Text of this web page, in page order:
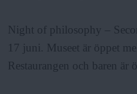
Night of philosophy –
17 juni. Museet är öppet
Restaurangen och baren